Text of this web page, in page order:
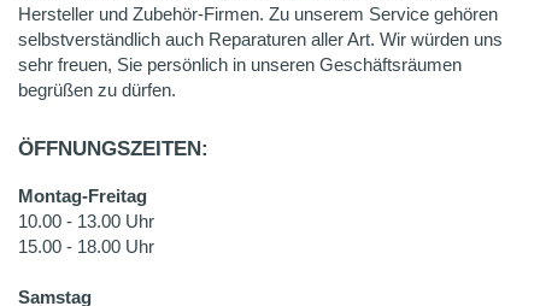
Hersteller und Zubehör-Firmen. Zu unserem Service gehören
selbstverständlich auch Reparaturen aller Art. Wir würden uns
sehr freuen, Sie persönlich in unseren Geschäftsräumen
begrüßen zu dürfen.
ÖFFNUNGSZEITEN:
Montag-Freitag
10.00 - 13.00 Uhr
15.00 - 18.00 Uhr
Samstag